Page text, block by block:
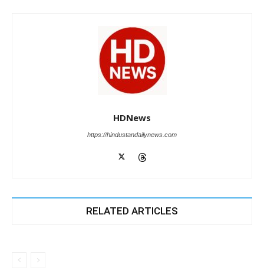
HDNews
https://hindustandailynews.com
RELATED ARTICLES